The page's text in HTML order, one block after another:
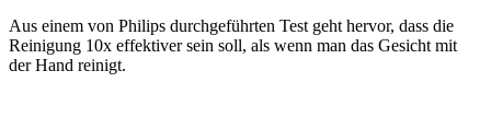
Aus einem von Philips durchgeführten Test geht hervor, dass die
Reinigung 10x effektiver sein soll, als wenn man das Gesicht mit
der Hand reinigt.